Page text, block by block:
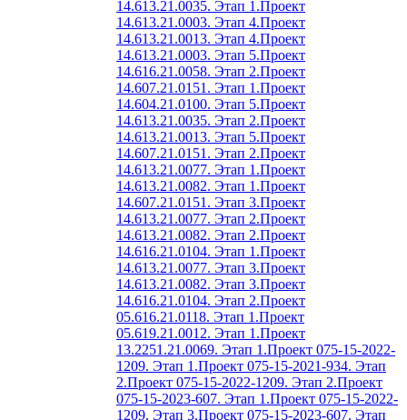
14.613.21.0035. Этап 1.Проект
14.613.21.0003. Этап 4.Проект
14.613.21.0013. Этап 4.Проект
14.613.21.0003. Этап 5.Проект
14.616.21.0058. Этап 2.Проект
14.607.21.0151. Этап 1.Проект
14.604.21.0100. Этап 5.Проект
14.613.21.0035. Этап 2.Проект
14.613.21.0013. Этап 5.Проект
14.607.21.0151. Этап 2.Проект
14.613.21.0077. Этап 1.Проект
14.613.21.0082. Этап 1.Проект
14.607.21.0151. Этап 3.Проект
14.613.21.0077. Этап 2.Проект
14.613.21.0082. Этап 2.Проект
14.616.21.0104. Этап 1.Проект
14.613.21.0077. Этап 3.Проект
14.613.21.0082. Этап 3.Проект
14.616.21.0104. Этап 2.Проект
05.616.21.0118. Этап 1.Проект
05.619.21.0012. Этап 1.Проект
13.2251.21.0069. Этап 1.Проект 075-15-2022-
1209. Этап 1.Проект 075-15-2021-934. Этап
2.Проект 075-15-2022-1209. Этап 2.Проект
075-15-2023-607. Этап 1.Проект 075-15-2022-
1209. Этап 3.Проект 075-15-2023-607. Этап